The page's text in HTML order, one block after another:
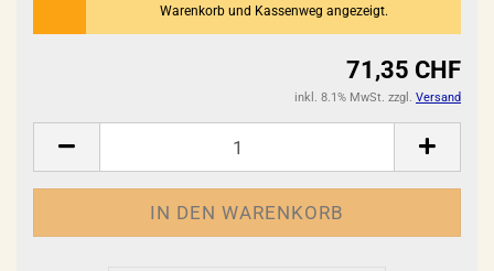
Warenkorb und Kassenweg angezeigt.
71,35 CHF
inkl. 8.1% MwSt. zzgl. Versand